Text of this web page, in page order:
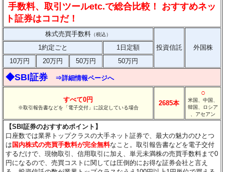
手数料、取引ツールetc.で総合比較！ おすすめネッ
ト証券はココだ！
株式売買手数料 （税込）
投資信託 外国株
1約定ごと
1日定額
10万円
20万円 50万円 50万円
◆SBI証券 ⇒詳細情報ページへ
すべて0円
※取引報告書などを「電子交付」に設定している場合
2685本
○
米国、中国、
韓国、ロシア
、アセアン
【SBI証券のおすすめポイント】
口座数では業界トップクラスの大手ネット証券で、最大の魅力のひとつ
は 国内株式の売買手数料が完全無料なこと。取引報告書などを電子交付
するだけで、現物取引、信用取引に加え、単元未満株の売買手数料まで0
円になるので、売買コストに関しては圧倒的にお得な証券会社と言え